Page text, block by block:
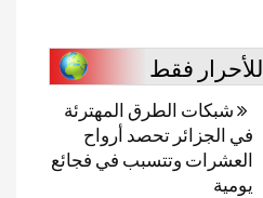
للأحرار فقط
شبكات الطرق المهترئة
في الجزائر تحصد أرواح
العشرات وتتسبب في فجائع
يومية